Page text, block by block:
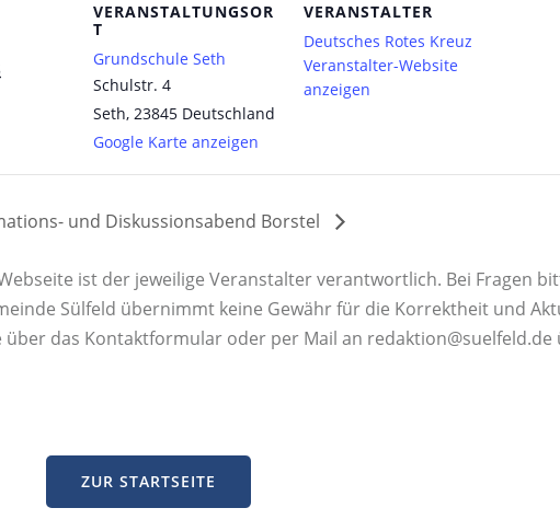
VERANSTALTUNGSOR
T
Grundschule Seth
Schulstr. 4
Seth, 23845 Deutschland
Google Karte anzeigen
VERANSTALTER
Deutsches Rotes Kreuz
Veranstalter-Website
anzeigen
und Diskussionsabend Borstel
ist der jeweilige Veranstalter verantwortlich. Bei Fragen
Sülfeld übernimmt keine Gewähr für die Korrektheit und
das Kontaktformular oder per Mail an
ZUR STARTSEITE